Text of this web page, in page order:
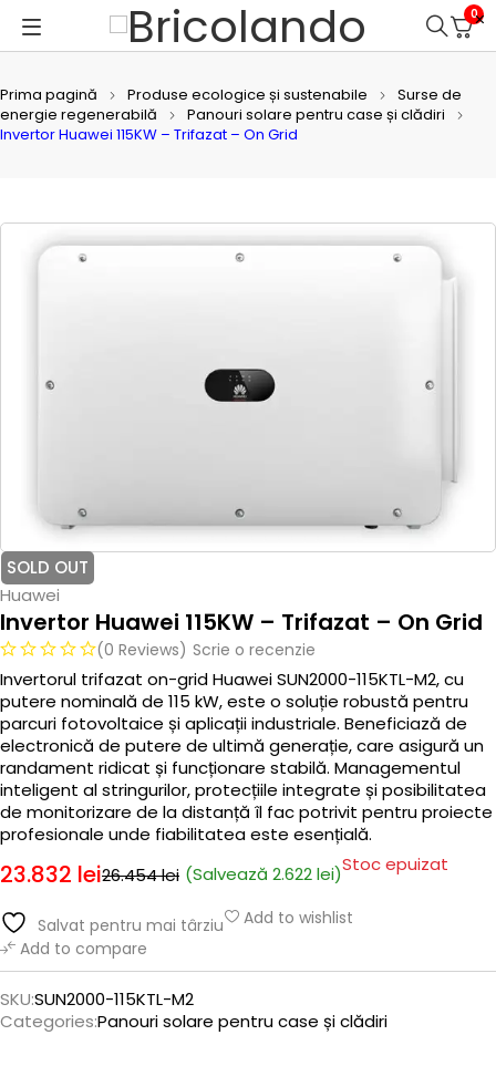
0
Prima pagină Produse ecologice și sustenabile
Surse de
energie regenerabilă
Panouri solare pentru case și clădiri
Invertor Huawei 115KW – Trifazat – On Grid
SOLD OUT
Huawei
Invertor Huawei 115KW – Trifazat – On Grid
(0 Reviews) Scrie o recenzie
Invertorul trifazat on-grid Huawei SUN2000-115KTL-M2, cu
putere nominală de 115 kW, este o soluție robustă pentru
parcuri fotovoltaice și aplicații industriale. Beneficiază de
electronică de putere de ultimă generație, care asigură un
randament ridicat și funcționare stabilă. Managementul
inteligent al stringurilor, protecțiile integrate și posibilitatea
de monitorizare de la distanță îl fac potrivit pentru proiecte
profesionale unde fiabilitatea este esențială.
26.454lei
23.832 lei (Salvează 2.622lei)Stoc epuizat
Salvat pentru mai târziu
Add to wishlist
Add to compare
SKU:SUN2000-115KTL-M2
Categories:Panouri solare pentru case și clădiri